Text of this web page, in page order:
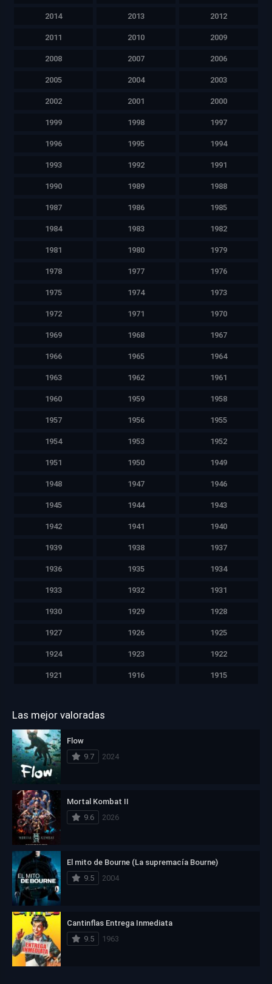
2014 2013 2012
2011 2010 2009
2008 2007 2006
2005 2004 2003
2002 2001 2000
1999 1998 1997
1996 1995 1994
1993 1992 1991
1990 1989 1988
1987 1986 1985
1984 1983 1982
1981 1980 1979
1978 1977 1976
1975 1974 1973
1972 1971 1970
1969 1968 1967
1966 1965 1964
1963 1962 1961
1960 1959 1958
1957 1956 1955
1954 1953 1952
1951 1950 1949
1948 1947 1946
1945 1944 1943
1942 1941 1940
1939 1938 1937
1936 1935 1934
1933 1932 1931
1930 1929 1928
1927 1926 1925
1924 1923 1922
1921 1916 1915
Las mejor valoradas
Flow
9.7
2024
Mortal Kombat II
9.6
2026
El mito de Bourne (La supremacía Bourne)
9.5
2004
Cantinflas Entrega Inmediata
9.5
1963